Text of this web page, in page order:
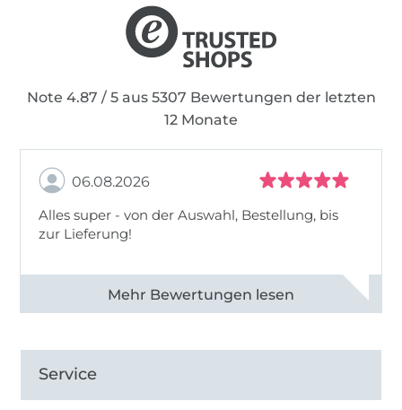
Note 4.87 / 5 aus 5307 Bewertungen der letzten
12 Monate
06.08.2026
Alles super - von der Auswahl, Bestellung, bis
zur Lieferung!
Alle 82968 Bewertungen ansehen
Service